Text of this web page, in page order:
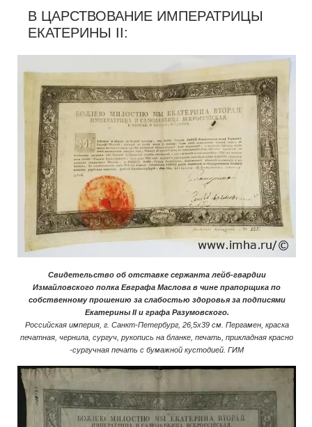
В ЦАРСТВОВАНИЕ ИМПЕРАТРИЦЫ
ЕКАТЕРИНЫ II:
Свидетельство об отставке сержанта лейб-гвардии
Измайловского полка Евграфа Маслова в чине прапорщика по
собственному прошению за слабостью здоровья за подписями
Екатерины II и графа Разумовского.
Российская империя, г. Санкт-Петербург, 26,5х39 см. Пергамен, краска
печатная, чернила, сургуч, рукопись на бланке, печать, прикладная красно
-сургучная печать с бумажной кустодией. ГИМ